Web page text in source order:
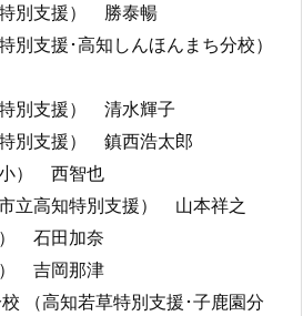
別支援） 勝泰暢
別支援･高知しんほんまち分校）
別支援） 清水輝子
別支援） 鎮西浩太郎
） 西智也
立高知特別支援） 山本祥之
石田加奈
吉岡那津
（高知若草特別支援･子鹿園分